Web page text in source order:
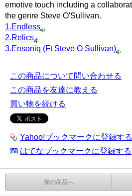
emotive touch including a
the genre Steve O'Sullivan.
1.Endless
2.Relics
3.Ensoniq (Ft Steve O Sullivan)
この商品について問い合わせる
この商品を友達に教える
買い物を続ける
Yahoo!ブックマークに登録する
はてなブックマークに登録する
前の商品へ